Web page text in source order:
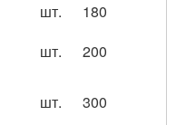
шт.
180
шт.
200
шт.
300